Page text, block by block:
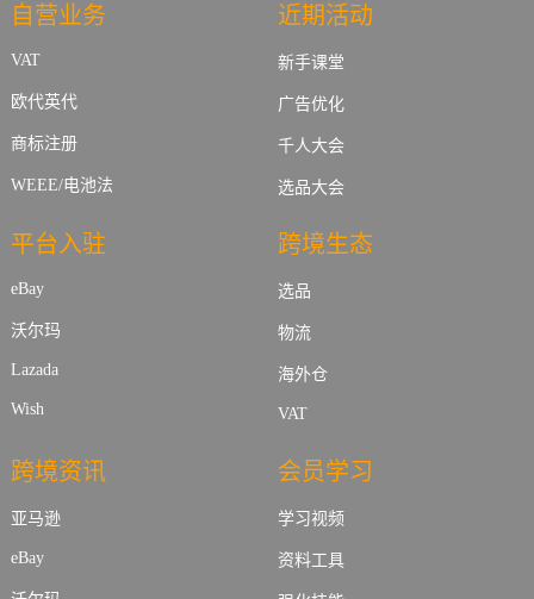
自营业务
VAT
欧代英代
商标注册
WEEE/电池法
近期活动
新手课堂
广告优化
千人大会
选品大会
平台入驻
eBay
沃尔玛
Lazada
Wish
跨境生态
选品
物流
海外仓
VAT
跨境资讯
亚马逊
eBay
会员学习
学习视频
资料工具